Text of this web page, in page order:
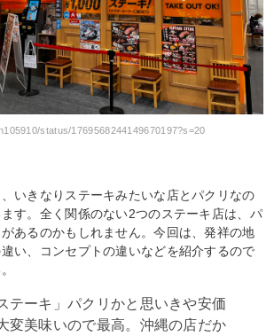
status/1769568244149670197?s=20
いきなりステーキみたいな店とパクリなの
す。全く関係のない2つのステーキ店は、パ
あるのかもしれません。今回は、発祥の地
い、コンセプトの違いなどを紹介するので
テーキ」パクリかと思いきや安価
変美味いので最高。沖縄の店だか